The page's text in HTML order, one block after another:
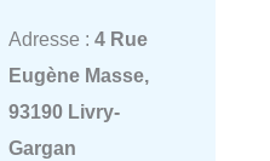
Adresse : 4 Rue
Eugène Masse,
93190 Livry-
Gargan